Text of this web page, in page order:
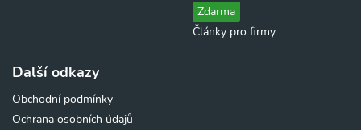
Zdarma
Články pro firmy
Další odkazy
Obchodní podmínky
Ochrana osobních údajů